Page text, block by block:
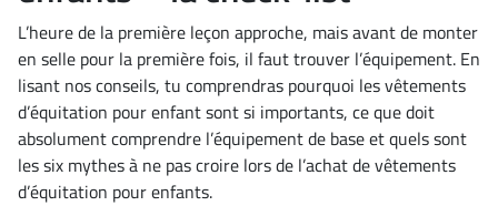
L’heure de la première leçon approche, mais avant de monter
en selle pour la première fois, il faut trouver l’équipement. En
lisant nos conseils, tu comprendras pourquoi les vêtements
d’équitation pour enfant sont si importants, ce que doit
absolument comprendre l’équipement de base et quels sont
les six mythes à ne pas croire lors de l’achat de vêtements
d’équitation pour enfants.